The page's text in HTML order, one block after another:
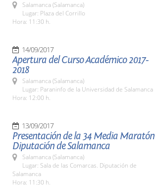
Salamanca (Salamanca)
Lugar: Plaza del Corrillo
Hora: 11:30 h.
14/09/2017
Apertura del Curso Académico 2017-
2018
Salamanca (Salamanca)
Lugar: Paraninfo de la Universidad de Salamanca
Hora: 12:00 h.
13/09/2017
Presentación de la 34 Media Maratón
Diputación de Salamanca
Salamanca (Salamanca)
Lugar: Sala de las Comarcas. Diputación de
Salamanca
Hora: 11:30 h.